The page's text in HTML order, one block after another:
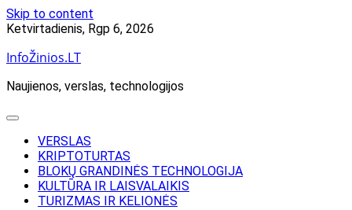
Skip to content
Ketvirtadienis, Rgp 6, 2026
InfoŽinios.LT
Naujienos, verslas, technologijos
VERSLAS
KRIPTOTURTAS
BLOKŲ GRANDINĖS TECHNOLOGIJA
KULTŪRA IR LAISVALAIKIS
TURIZMAS IR KELIONĖS